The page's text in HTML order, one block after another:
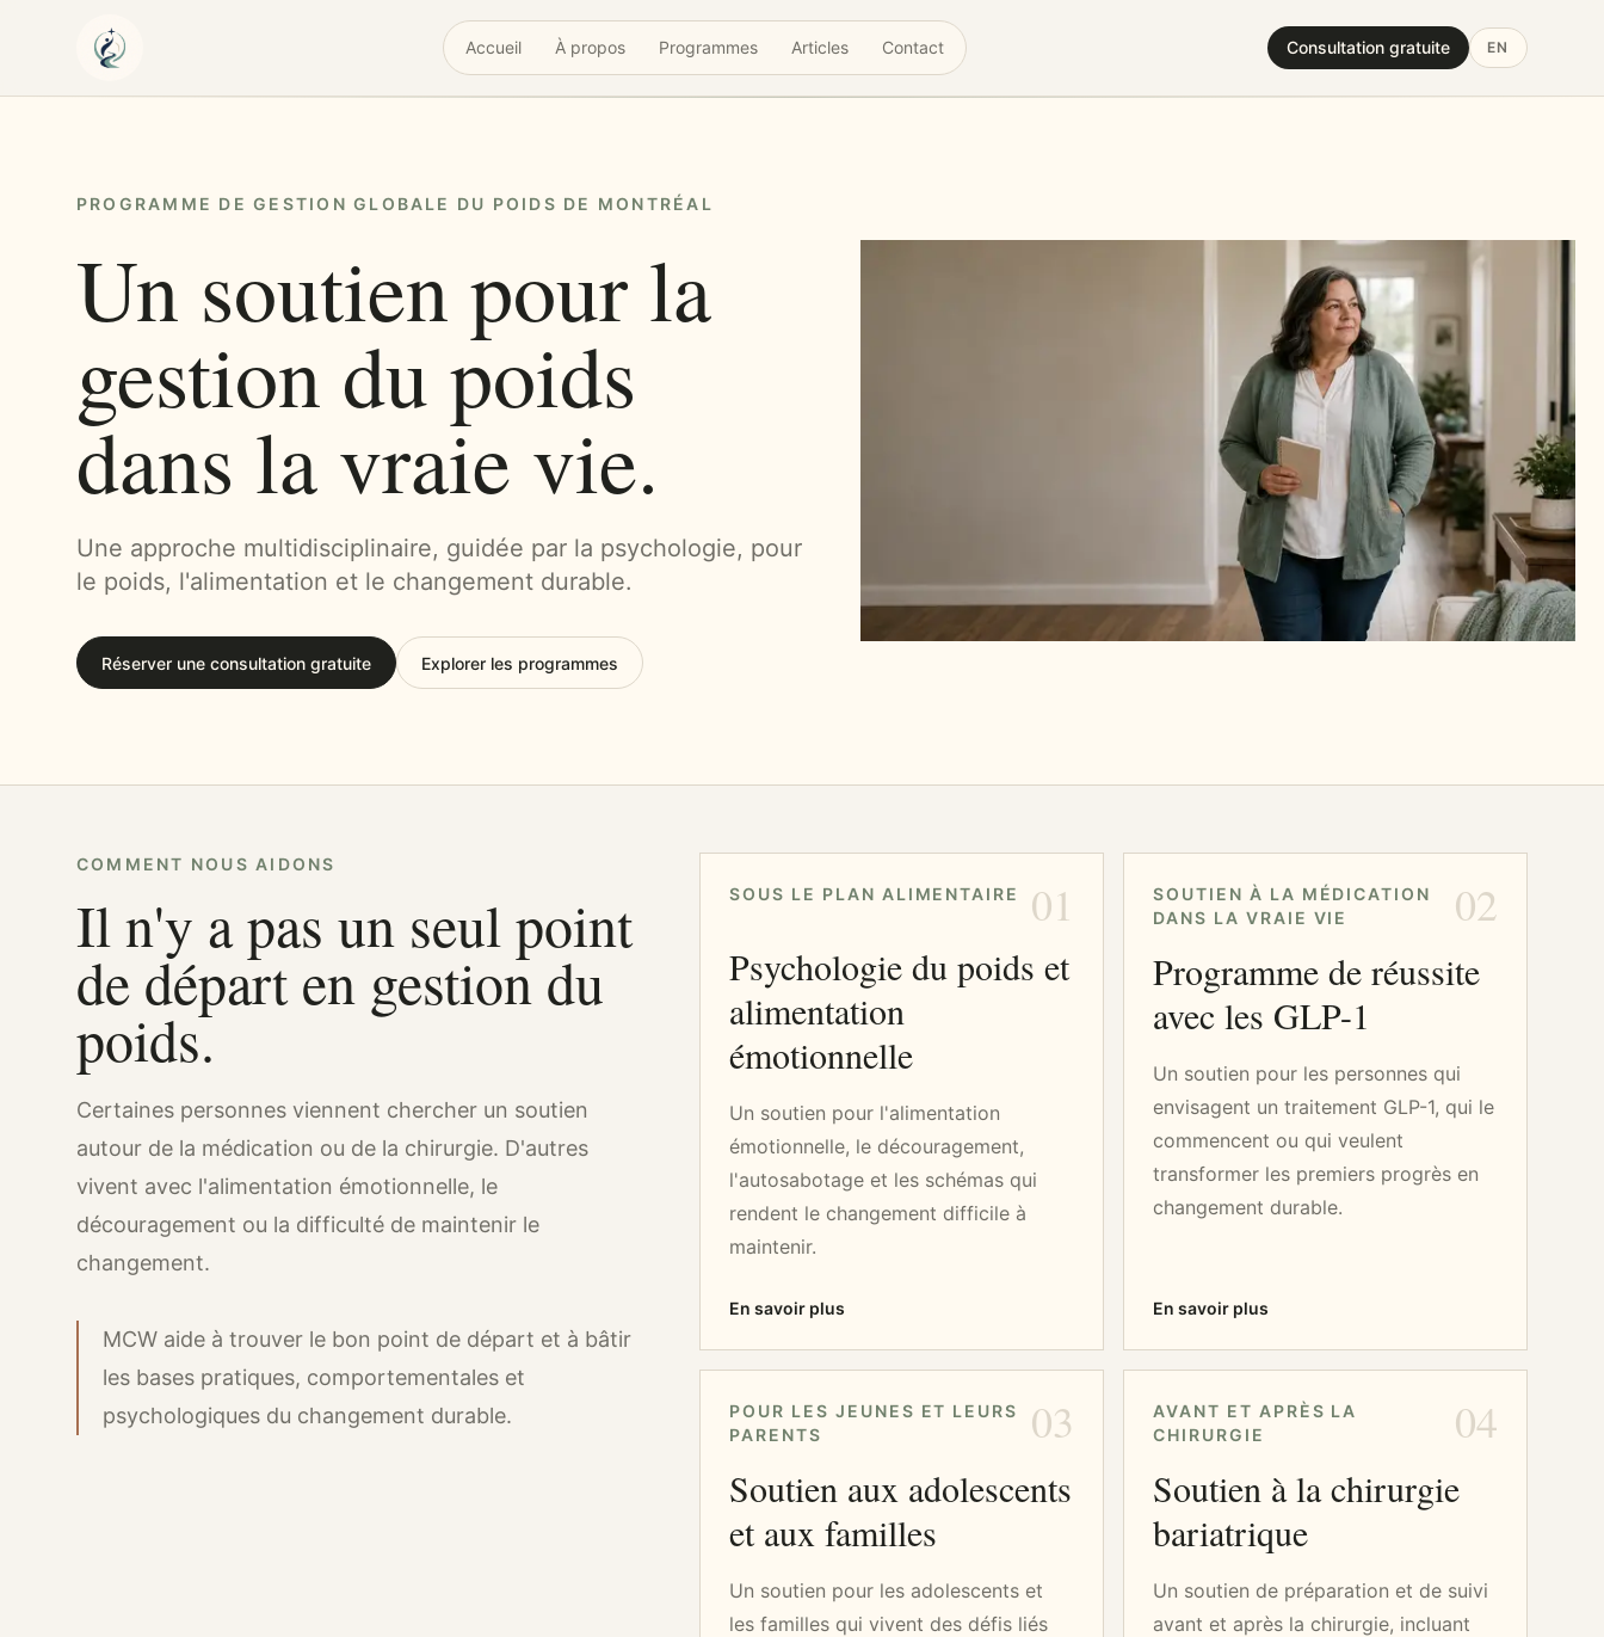
Accueil À propos Programmes Articles Contact Consultation gratuite EN
PROGRAMME DE GESTION GLOBALE DU POIDS DE MONTRÉAL
Un soutien pour la
gestion du poids
dans la vraie vie.
Une approche multidisciplinaire, guidée par la psychologie, pour
le poids, l'alimentation et le changement durable.
Réserver une consultation gratuite Explorer les programmes
COMMENT NOUS AIDONS
Il n'y a pas un seul point
de départ en gestion du
poids.
Certaines personnes viennent chercher un soutien
autour de la médication ou de la chirurgie. D'autres
vivent avec l'alimentation émotionnelle, le
découragement ou la difficulté de maintenir le
changement.
MCW aide à trouver le bon point de départ et à bâtir
les bases pratiques, comportementales et
psychologiques du changement durable.
SOUS LE PLAN ALIMENTAIRE 01
Psychologie du poids et
alimentation
émotionnelle
Un soutien pour l'alimentation
émotionnelle, le découragement,
l'autosabotage et les schémas qui
rendent le changement difficile à
maintenir.
En savoir plus
SOUTIEN À LA MÉDICATION
DANS LA VRAIE VIE
02
Programme de réussite
avec les GLP-1
Un soutien pour les personnes qui
envisagent un traitement GLP-1, qui le
commencent ou qui veulent
transformer les premiers progrès en
changement durable.
En savoir plus
POUR LES JEUNES ET LEURS
PARENTS
03
Soutien aux adolescents
et aux familles
Un soutien pour les adolescents et
les familles qui vivent des défis liés
AVANT ET APRÈS LA
CHIRURGIE
04
Soutien à la chirurgie
bariatrique
Un soutien de préparation et de suivi
avant et après la chirurgie, incluant